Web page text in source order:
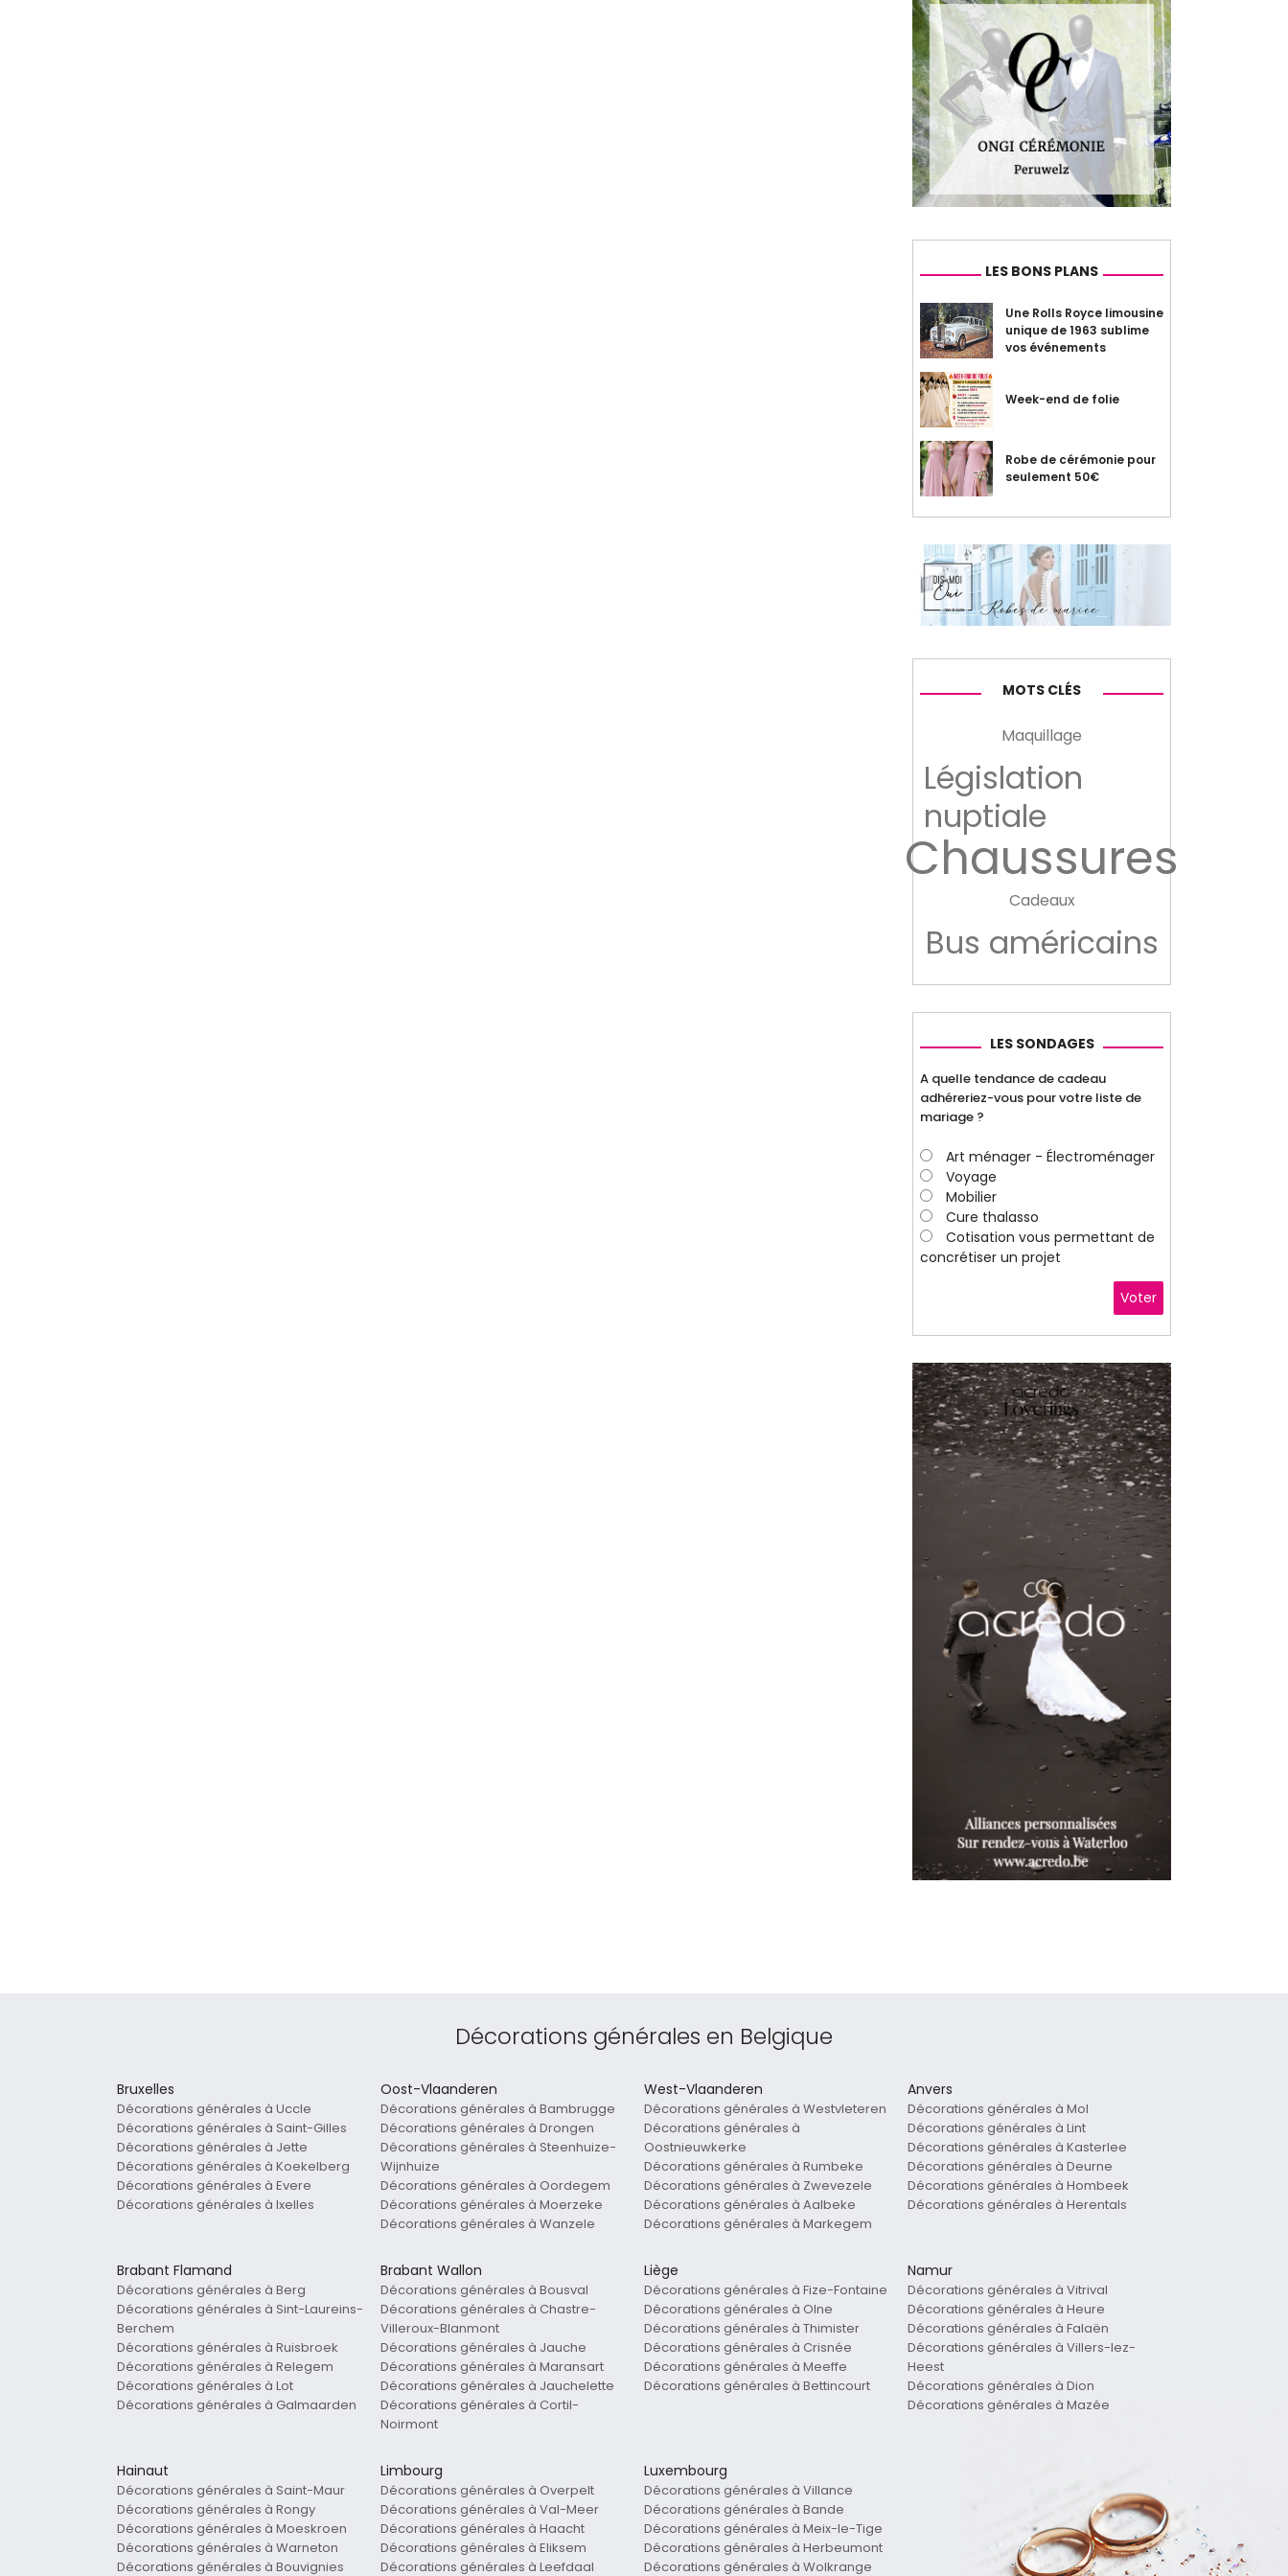
LES BONS PLANS
Une Rolls Royce limousine
unique de 1963 sublime
vos événements
Week-end de folie
Robe de cérémonie pour
seulement 50€
MOTS CLÉS
Maquillage
Législation
nuptiale
Chaussures
Cadeaux
Bus américains
LES SONDAGES
A quelle tendance de cadeau
adhéreriez-vous pour votre liste de
mariage ?
Art ménager - Électroménager
Voyage
Mobilier
Cure thalasso
Cotisation vous permettant de
concrétiser un projet
Voter
Décorations générales en Belgique
Bruxelles
Décorations générales à Uccle
Décorations générales à Saint-Gilles
Décorations générales à Jette
Décorations générales à Koekelberg
Décorations générales à Evere
Décorations générales à Ixelles
Oost-Vlaanderen
Décorations générales à Bambrugge
Décorations générales à Drongen
Décorations générales à Steenhuize-
Wijnhuize
Décorations générales à Oordegem
Décorations générales à Moerzeke
Décorations générales à Wanzele
West-Vlaanderen
Décorations générales à Westvleteren
Décorations générales à
Oostnieuwkerke
Décorations générales à Rumbeke
Décorations générales à Zwevezele
Décorations générales à Aalbeke
Décorations générales à Markegem
Anvers
Décorations générales à Mol
Décorations générales à Lint
Décorations générales à Kasterlee
Décorations générales à Deurne
Décorations générales à Hombeek
Décorations générales à Herentals
Brabant Flamand
Décorations générales à Berg
Décorations générales à Sint-Laureins-
Berchem
Décorations générales à Ruisbroek
Décorations générales à Relegem
Décorations générales à Lot
Décorations générales à Galmaarden
Brabant Wallon
Décorations générales à Bousval
Décorations générales à Chastre-
Villeroux-Blanmont
Décorations générales à Jauche
Décorations générales à Maransart
Décorations générales à Jauchelette
Décorations générales à Cortil-
Noirmont
Liège
Décorations générales à Fize-Fontaine
Décorations générales à Olne
Décorations générales à Thimister
Décorations générales à Crisnée
Décorations générales à Meeffe
Décorations générales à Bettincourt
Namur
Décorations générales à Vitrival
Décorations générales à Heure
Décorations générales à Falaën
Décorations générales à Villers-lez-
Heest
Décorations générales à Dion
Décorations générales à Mazée
Hainaut
Décorations générales à Saint-Maur
Décorations générales à Rongy
Décorations générales à Moeskroen
Décorations générales à Warneton
Décorations générales à Bouvignies
Limbourg
Décorations générales à Overpelt
Décorations générales à Val-Meer
Décorations générales à Haacht
Décorations générales à Eliksem
Décorations générales à Leefdaal
Luxembourg
Décorations générales à Villance
Décorations générales à Bande
Décorations générales à Meix-le-Tige
Décorations générales à Herbeumont
Décorations générales à Wolkrange